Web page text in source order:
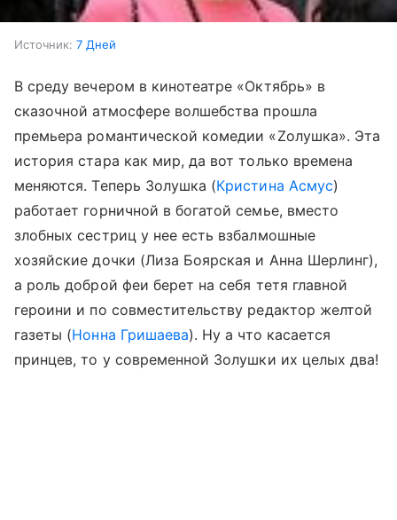
Источник: 7 Дней
В среду вечером в кинотеатре «Октябрь» в
сказочной атмосфере волшебства прошла
премьера романтической комедии «Zолушка». Эта
история стара как мир, да вот только времена
меняются. Теперь Золушка (Кристина Асмус)
работает горничной в богатой семье, вместо
злобных сестриц у нее есть взбалмошные
хозяйские дочки (Лиза Боярская и Анна Шерлинг),
а роль доброй феи берет на себя тетя главной
героини и по совместительству редактор желтой
газеты (Нонна Гришаева). Ну а что касается
принцев, то у современной Золушки их целых два!